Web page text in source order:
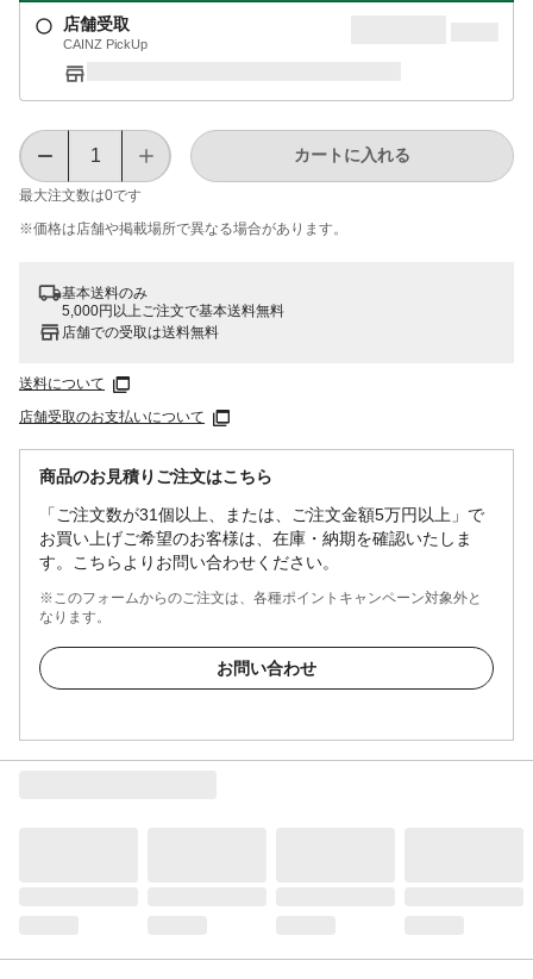
店舗受取
CAINZ PickUp
最大注文数は0です
カートに入れる
※価格は​店舗や​掲載場所で​異なる​場合が​あります。
基本送料のみ
5,000円以上ご注文で基本送料無料
店舗での受取は送料無料
送料について
店舗受取のお支払いについて
商品のお見積りご注文はこちら
「ご注文数が31個以上、または、ご注文金額5万円以上」で
お買い上げご希望のお客様は、在庫・納期を確認いたしま
す。こちらよりお問い合わせください。
※このフォームからのご注文は、各種ポイントキャンペーン対象外と
なります。
お問い合わせ